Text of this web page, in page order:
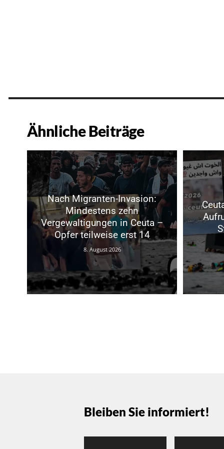
Ähnliche Beiträge
Nach Migranten-Invasion:
Mindestens zehn
Vergewaltigungen in Ceuta –
Opfer teilweise erst 14
8. August 2026
Bleiben Sie informiert!